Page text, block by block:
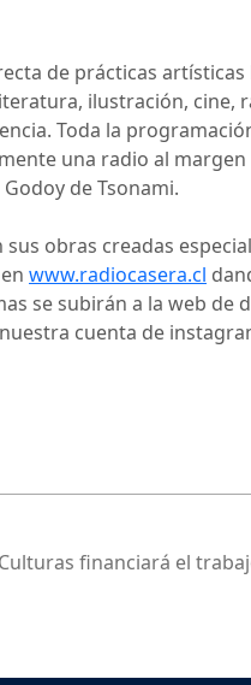
de prácticas artísticas
ilustración, cine,
Toda la
una radio al margen
de Tsonami.
obras creadas
www.radiocasera.cl
se subirán a la web de
cuenta de
financiará el